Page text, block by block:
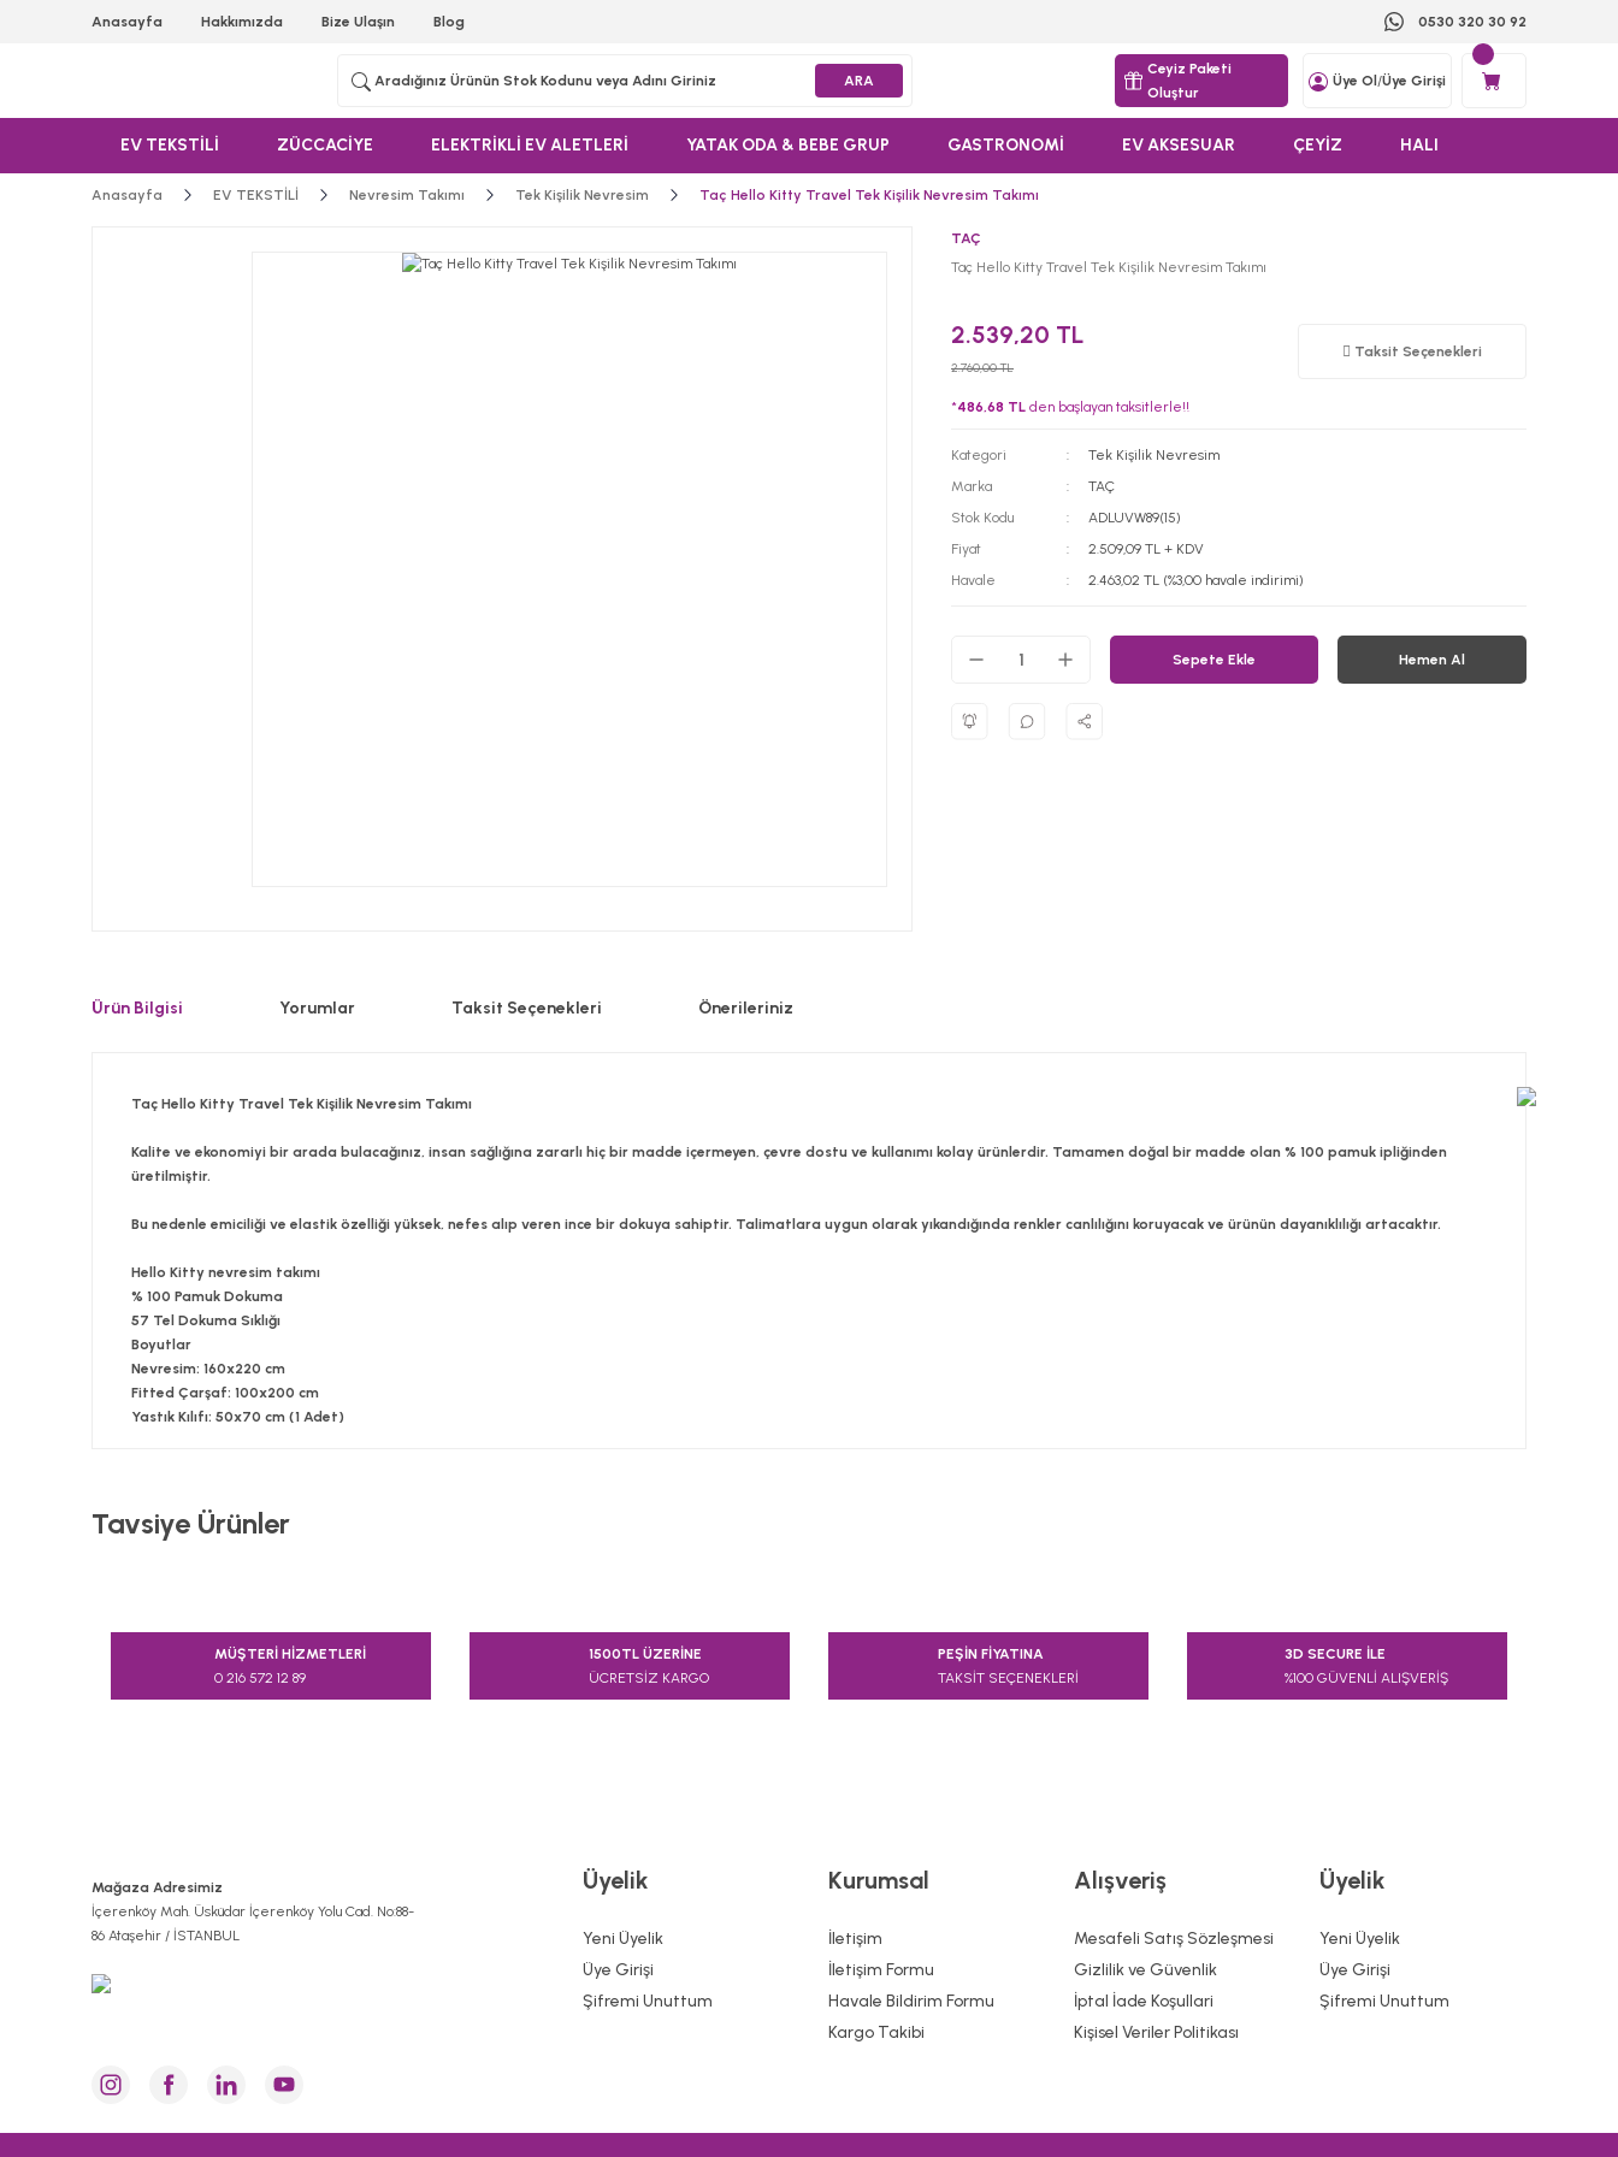
Anasayfa Hakkımızda Bize Ulaşın Blog 0530 320 30 92
ARA
Ceyiz Paketi
Oluştur
Üye Ol /Üye Girişi
EV TEKSTİLİ ZÜCCACİYE ELEKTRİKLİ EV ALETLERİ YATAK ODA & BEBE GRUP GASTRONOMİ EV AKSESUAR ÇEYİZ HALI
Anasayfa EV TEKSTİLİ Nevresim Takımı Tek Kişilik Nevresim Taç Hello Kitty Travel Tek Kişilik Nevresim Takımı
TAÇ
Taç Hello Kitty Travel Tek Kişilik Nevresim Takımı
2.539,20 TL
2.760,00 TL
Taksit Seçenekleri
*486,68 TL den başlayan taksitlerle!!
Kategori
Tek Kişilik Nevresim
Marka
TAÇ
Stok Kodu
ADLUVW89(15)
Fiyat
2.509,09 TL + KDV
Havale
2.463,02 TL (%3,00 havale indirimi)
Sepete Ekle Hemen Al
Ürün Bilgisi Yorumlar Taksit Seçenekleri Önerileriniz
Taç Hello Kitty Travel Tek Kişilik Nevresim Takımı
Kalite ve ekonomiyi bir arada bulacağınız, insan sağlığına zararlı hiç bir madde içermeyen, çevre dostu ve kullanımı kolay ürünlerdir. Tamamen doğal bir madde olan % 100 pamuk ipliğinden
üretilmiştir.
Bu nedenle emiciliği ve elastik özelliği yüksek, nefes alıp veren ince bir dokuya sahiptir. Talimatlara uygun olarak yıkandığında renkler canlılığını koruyacak ve ürünün dayanıklılığı artacaktır.
Hello Kitty nevresim takımı
% 100 Pamuk Dokuma
57 Tel Dokuma Sıklığı
Boyutlar
Nevresim: 160x220 cm
Fitted Çarşaf: 100x200 cm
Yastık Kılıfı: 50x70 cm (1 Adet)
Görüş ve önerileriniz için teşekkür ederiz.
Ürün bilgilerinde hatalar bulunuyor.
Gönder
Tavsiye Ürünler
MÜŞTERİ HİZMETLERİ
0 216 572 12 89
1500TL ÜZERİNE
ÜCRETSİZ KARGO
PEŞİN FİYATINA
TAKSİT SEÇENEKLERİ
3D SECURE İLE
%100 GÜVENLİ ALIŞVERİŞ
Mağaza Adresimiz
İçerenköy Mah. Üsküdar İçerenköy Yolu Cad. No:88-
86 Ataşehir / İSTANBUL
Üyelik
Yeni Üyelik
Üye Girişi
Şifremi Unuttum
Kurumsal
İletişim
İletişim Formu
Havale Bildirim Formu
Kargo Takibi
Alışveriş
Mesafeli Satış Sözleşmesi
Gizlilik ve Güvenlik
İptal İade Koşullari
Kişisel Veriler Politikası
Üyelik
Yeni Üyelik
Üye Girişi
Şifremi Unuttum